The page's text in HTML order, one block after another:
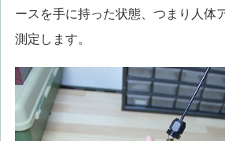
ースを手に持った状態、つまり人体
測定します。